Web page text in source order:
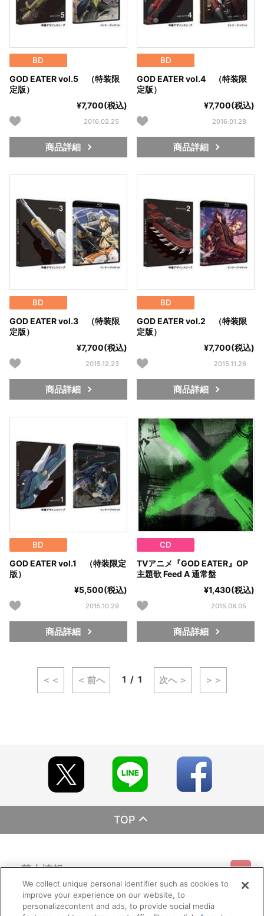
BD
GOD EATER vol.5 （特装限
定版）
¥7,700(税込)
2016.02.25
商品詳細
BD
GOD EATER vol.4 （特装限
定版）
¥7,700(税込)
2016.01.28
商品詳細
BD
GOD EATER vol.3 （特装限
定版）
¥7,700(税込)
2015.12.23
商品詳細
BD
GOD EATER vol.2 （特装限
定版）
¥7,700(税込)
2015.11.26
商品詳細
BD
GOD EATER vol.1 （特装限定
版）
¥5,500(税込)
2015.10.29
商品詳細
CD
TVアニメ『GOD EATER』OP
主題歌 Feed A 通常盤
¥1,430(税込)
2015.08.05
商品詳細
＜＜ ＜ 前へ 1 1 次へ ＞ ＞＞
TOP
基本情報
利用規約 特定商取引法に基づく表示 プライバシーポリシー
ご利用情報
We collect unique personal identifier such as cookies to
improve your experience on our website, to
personalizecontent and ads, to provide social media